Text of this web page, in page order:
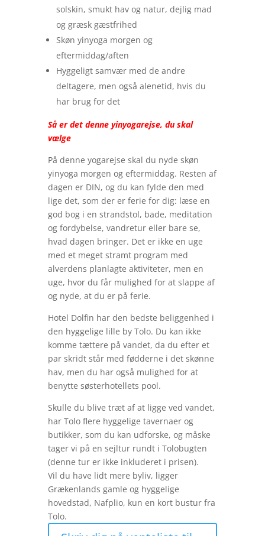
solskin, smukt hav og natur, dejlig mad
og græsk gæstfrihed
Skøn yinyoga morgen og
eftermiddag/aften
Hyggeligt samvær med de andre
deltagere, men også alenetid, hvis du
har brug for det
Så er det denne yinyogarejse, du skal
vælge
På denne yogarejse skal du nyde skøn
yinyoga morgen og eftermiddag. Resten af
dagen er DIN, og du kan fylde den med
lige det, som der er ferie for dig: læse en
god bog i en strandstol, bade, meditation
og fordybelse, vandretur eller bare se,
hvad dagen bringer. Det er ikke en uge
med et meget stramt program med
alverdens planlagte aktiviteter, men en
uge, hvor du får mulighed for at slappe af
og nyde, at du er på ferie.
Hotel Dolfin har den bedste beliggenhed i
den hyggelige lille by Tolo. Du kan ikke
komme tættere på vandet, da du efter et
par skridt står med fødderne i det skønne
hav, men du har også mulighed for at
benytte søsterhotellets pool.
Skulle du blive træt af at ligge ved vandet,
har Tolo flere hyggelige tavernaer og
butikker, som du kan udforske, og måske
tager vi på en sejltur rundt i Tolobugten
(denne tur er ikke inkluderet i prisen).
Vil du have lidt mere byliv, ligger
Grækenlands gamle og hyggelige
hovedstad, Nafplio, kun en kort bustur fra
Tolo.